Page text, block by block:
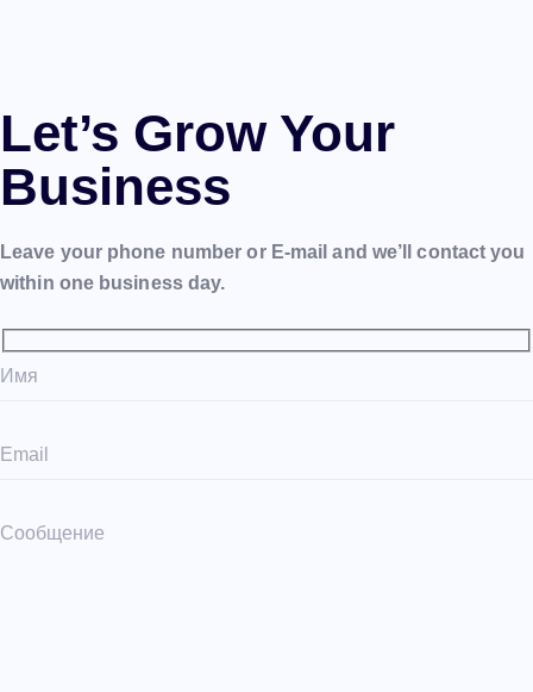
Let’s Grow Your
Business
Leave your phone number or E-mail and we’ll contact you
within one business day.